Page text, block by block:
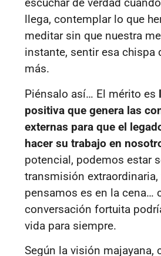
escuchar de verdad
llega, contemplar lo que
meditar sin que nuestra
instante, sentir esa chispa
más.
Piénsalo así… El mérito es
positiva que genera las
externas para que el
hacer su trabajo en
potencial, podemos estar
transmisión
pensamos es en la cena…
conversación fortuita
vida para siempre.
Según la visión majayana,